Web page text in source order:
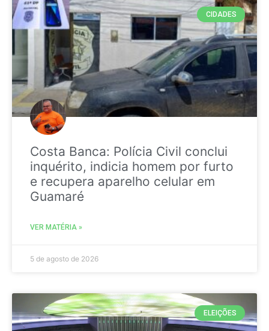
CIDADES
Costa Banca: Polícia Civil conclui
inquérito, indicia homem por furto
e recupera aparelho celular em
Guamaré
VER MATÉRIA »
5 de agosto de 2026
ELEIÇÕES